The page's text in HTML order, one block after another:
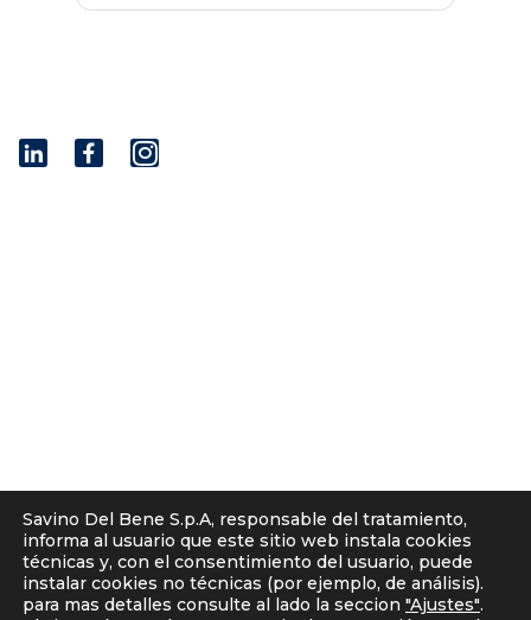
I
Política para solicitantes
Avisos legales
Corporate Compliance
La responsabilidad penal de las personas jurídicas
Savino Del Bene S.p.A, responsable del tratamiento,
informa al usuario que este sitio web instala cookies
técnicas y, con el consentimiento del usuario, puede
instalar cookies no técnicas (por ejemplo, de análisis).
para mas detalles consulte al lado la seccion "Ajustes".